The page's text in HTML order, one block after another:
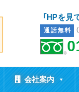
「HPを見
通話無料
会社案内